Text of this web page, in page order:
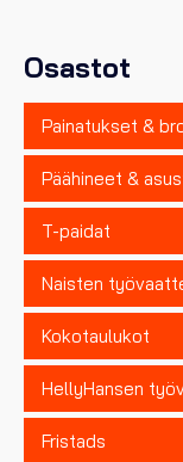
Osastot
Painatukset &
Päähineet &
T-paidat
Naisten
Kokotaulukot
HellyHansen
Fristads